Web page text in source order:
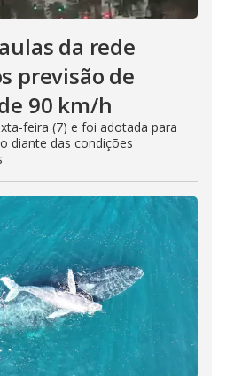
da rede
previsão de
90 km/h
feira (7) e foi adotada para
diante das condições